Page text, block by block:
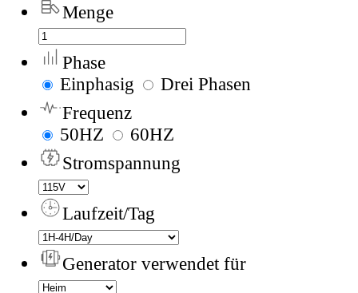
Menge
Phase
Einphasig
Drei Phasen
Frequenz
50HZ
60HZ
Stromspannung
Laufzeit/Tag
Generator verwendet für